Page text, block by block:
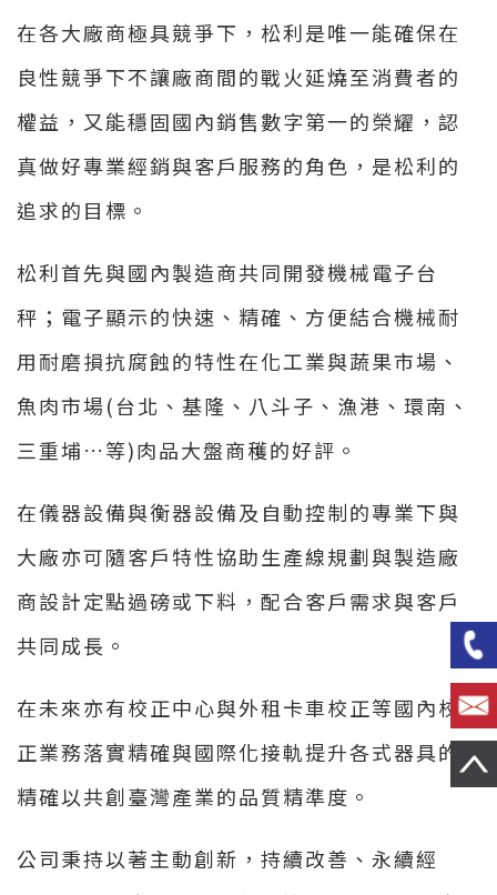
在各大廠商極具競爭下，松利是唯一能確保在
良性競爭下不讓廠商間的戰火延燒至消費者的
權益，又能穩固國內銷售數字第一的榮耀，認
真做好專業經銷與客戶服務的角色，是松利的
追求的目標。
松利首先與國內製造商共同開發機械電子台
秤；電子顯示的快速、精確、方便結合機械耐
用耐磨損抗腐蝕的特性在化工業與蔬果市場、
魚肉市場(台北、基隆、八斗子、漁港、環南、
三重埔…等)肉品大盤商穫的好評。
在儀器設備與衡器設備及自動控制的專業下與
大廠亦可隨客戶特性協助生產線規劃與製造廠
商設計定點過磅或下料，配合客戶需求與客戶
共同成長。
在未來亦有校正中心與外租卡車校正等國內校
正業務落實精確與國際化接軌提升各式器具的
精確以共創臺灣產業的品質精準度。
公司秉持以著主動創新，持續改善、永續經